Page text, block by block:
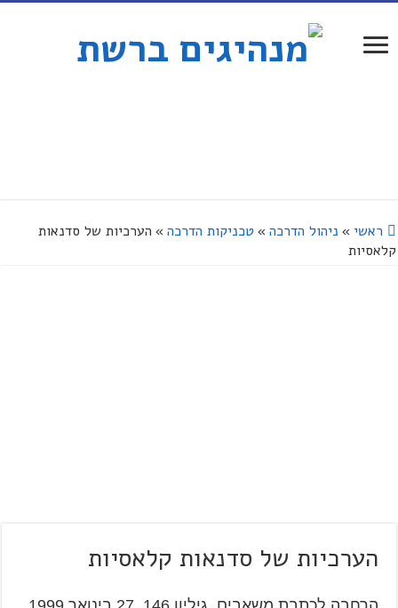
ראשי » ניהול הדרכה » טכניקות הדרכה » הערכיות של סדנאות
קלאסיות
הערכיות של סדנאות קלאסיות